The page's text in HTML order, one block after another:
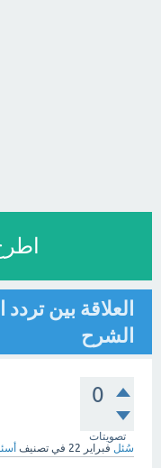
العلاقة بين
الشرح
0
تصويتات
سُئل فبراير 22 في تصنيف